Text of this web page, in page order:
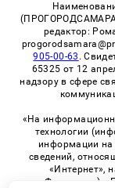
(ПРОГОРОДСАМАРА)
редактор:
905-00-63 .
65325 от 12
надзору в сфере
«На
технологии
информации на
сведений,
«Интернет»,
Федерации)».